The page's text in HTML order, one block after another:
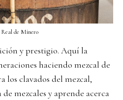
Real de Minero
y prestigio. Aquí la
haciendo mezcal de
los clavados del mezcal,
mezcales y aprende acerca